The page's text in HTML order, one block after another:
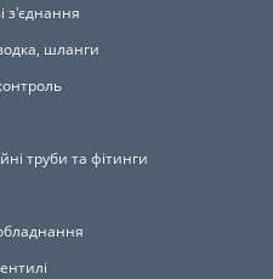
з'єднання
шланги
труби та фітинги